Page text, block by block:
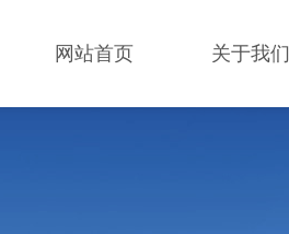
网站首页 关于我们